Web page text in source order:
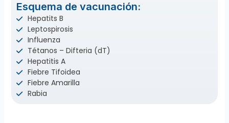
Esquema de vacunación:
Hepatits B
Leptospirosis
Influenza
Tétanos – Difteria (dT)
Hepatitis A
Fiebre Tifoidea
Fiebre Amarilla
Rabia